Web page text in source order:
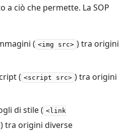
ciò che permette. La SOP
( <img src> ) tra origini
( <script src> ) tra origini
di stile ( <link
) tra origini diverse